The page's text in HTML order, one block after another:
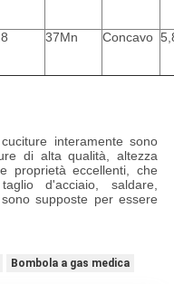
37Mn Concavo
interamente sono
di alta qualità, altezza
proprietà eccellenti, che
d'acciaio, saldare,
supposte per essere
Bombola a gas medica